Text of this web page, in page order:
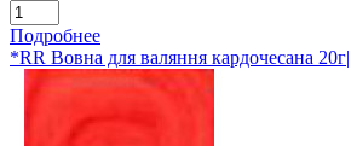
Подробнее
*RR Вовна для валяння кардочесана